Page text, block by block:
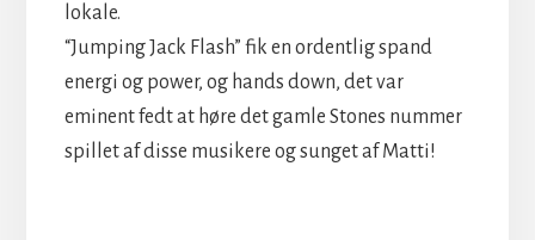
lokale.
“Jumping Jack Flash” fik en ordentlig spand
energi og power, og hands down, det var
eminent fedt at høre det gamle Stones nummer
spillet af disse musikere og sunget af Matti!